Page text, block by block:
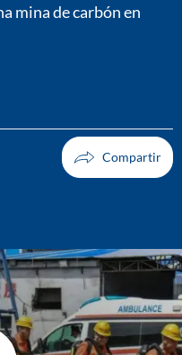
mina de carbón en